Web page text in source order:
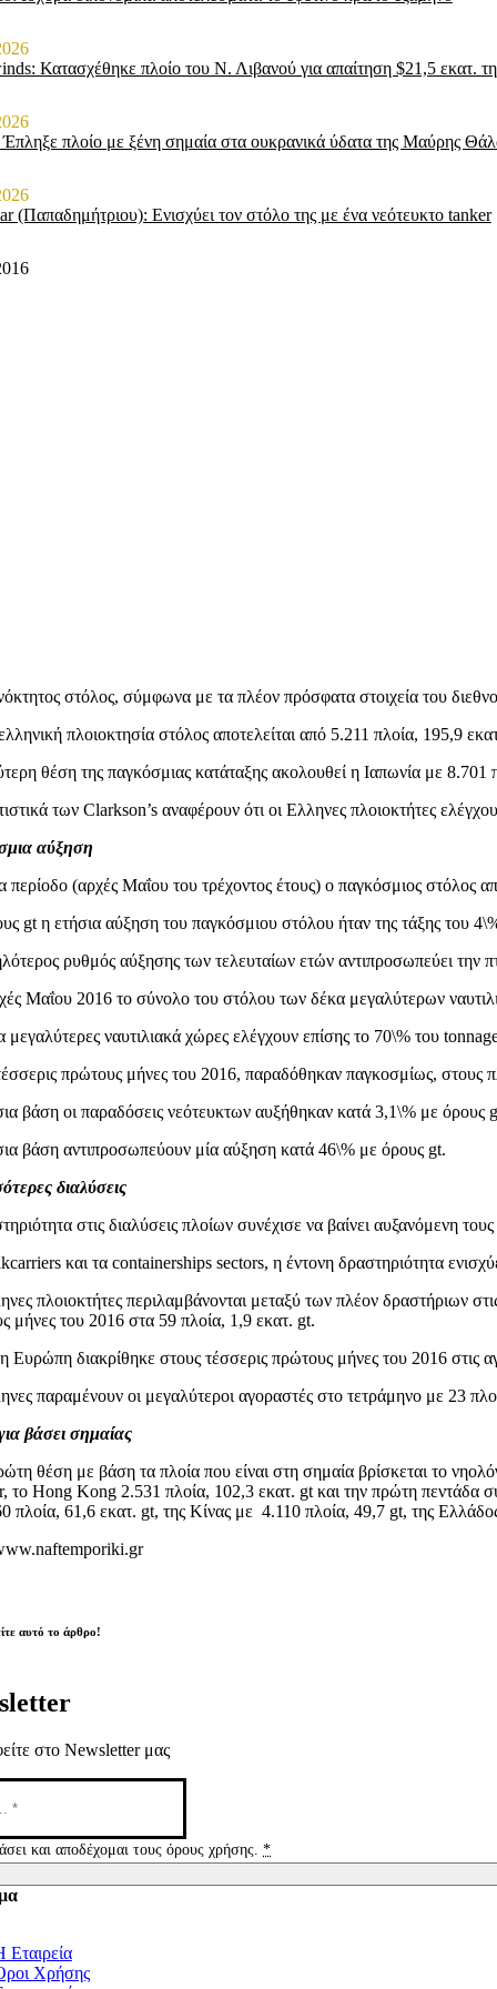
Κατασχέθηκε πλοίο του Ν. Λιβανού για απαίτηση $21,5 εκατ.
πλοίο με ξένη σημαία στα ουκρανικά ύδατα της Μαύρης
(Παπαδημήτριου): Ενισχύει τον στόλο της με ένα νεότευκτο tanker
στόλος, σύμφωνα με τα πλέον πρόσφατα στοιχεία του
πλοιοκτησία στόλος αποτελείται από 5.211 πλοία, 195,9
θέση της παγκόσμιας κατάταξης ακολουθεί η Ιαπωνία με
των Clarkson’s αναφέρουν ότι οι Ελληνες πλοιοκτήτες
αύξηση
περίοδο (αρχές Μαΐου του τρέχοντος έτους) ο παγκόσμιος
gt η ετήσια αύξηση του παγκόσμιου στόλου ήταν της τάξης του
ρυθμός αύξησης των τελευταίων ετών αντιπροσωπεύει
Μαΐου 2016 το σύνολο του στόλου των δέκα μεγαλύτερων
μεγαλύτερες ναυτιλιακά χώρες ελέγχουν επίσης το 70\% του
πρώτους μήνες του 2016, παραδόθηκαν παγκοσμίως, στους
βάση οι παραδόσεις νεότευκτων αυξήθηκαν κατά 3,1\% με όρους
βάση αντιπροσωπεύουν μία αύξηση κατά 46\% με όρους gt.
διαλύσεις
στις διαλύσεις πλοίων συνέχισε να βαίνει αυξανόμενη
και τα containerships sectors, η έντονη δραστηριότητα
πλοιοκτήτες περιλαμβάνονται μεταξύ των πλέον δραστήριων
μήνες του 2016 στα 59 πλοία, 1,9 εκατ. gt.
Ευρώπη διακρίθηκε στους τέσσερις πρώτους μήνες του 2016 στις
παραμένουν οι μεγαλύτεροι αγοραστές στο τετράμηνο με 23
βάσει σημαίας
θέση με βάση τα πλοία που είναι στη σημαία βρίσκεται το
το Hong Kong 2.531 πλοία, 102,3 εκατ. gt και την πρώτη
πλοία, 61,6 εκατ. gt, της Κίνας με 4.110 πλοία, 49,7 gt, της
αυτό το άρθρο!
στο Newsletter μας
και αποδέχομαι τους όρους χρήσης.*
Εταιρεία
Χρήσης